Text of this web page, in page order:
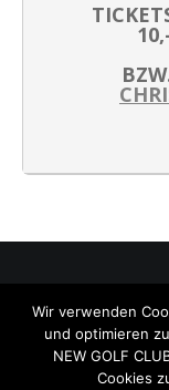
© 2026
Wir verwenden
und optimieren
NEW GOLF
Cookies